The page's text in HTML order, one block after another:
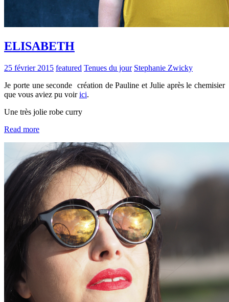
ELISABETH
25 février 2015 featured Tenues du jour Stephanie Zwicky
Je porte une seconde création de Pauline et Julie après le chemisier
que vous aviez pu voirici.
Une très jolie robe curry
Read more